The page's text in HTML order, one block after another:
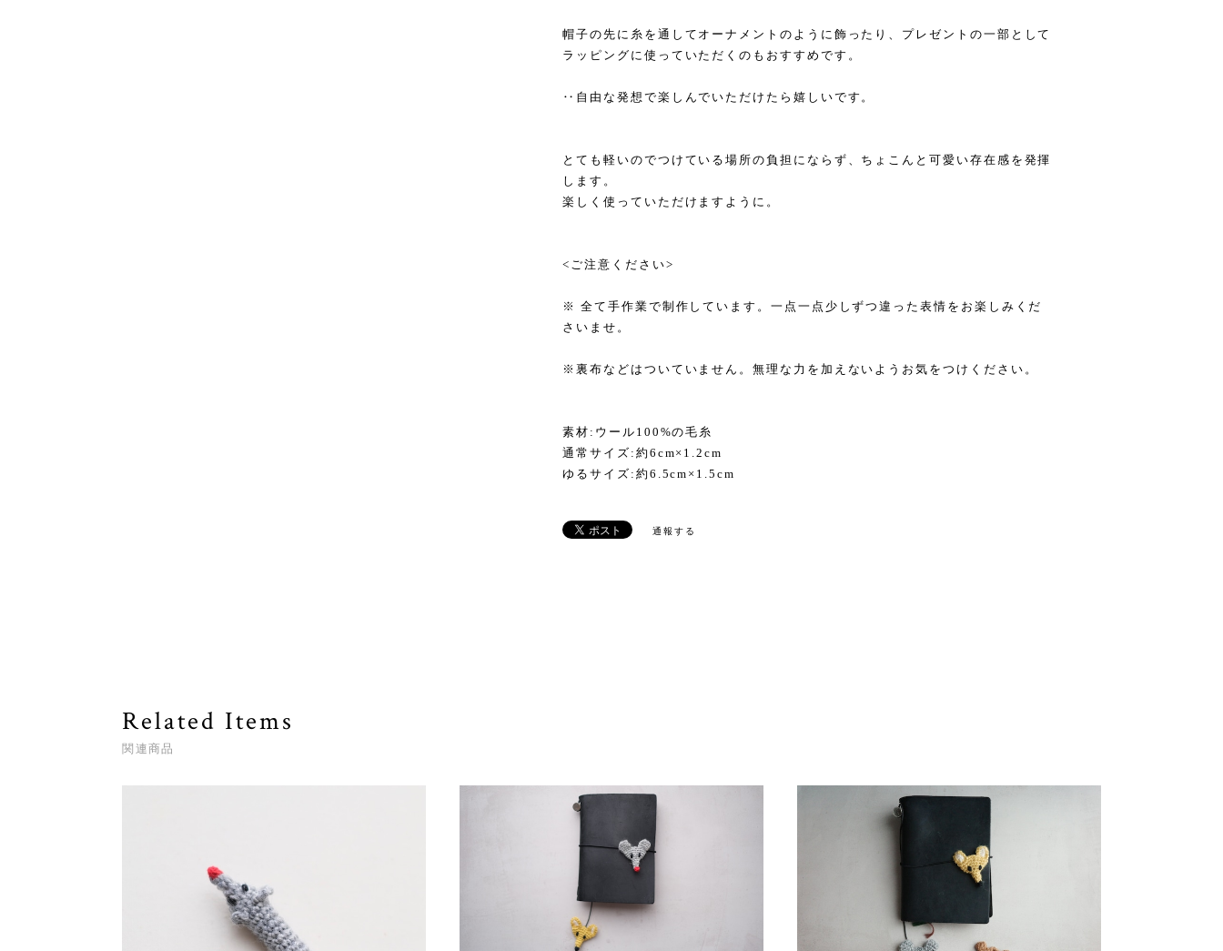
帽子の先に糸を通してオーナメントのように飾ったり、プレゼントの一部として
ラッピングに使っていただくのもおすすめです。
‥自由な発想で楽しんでいただけたら嬉しいです。
とても軽いのでつけている場所の負担にならず、ちょこんと可愛い存在感を発揮
します。
楽しく使っていただけますように。
<ご注意ください>
※ 全て手作業で制作しています。一点一点少しずつ違った表情をお楽しみくだ
さいませ。
※裏布などはついていません。無理な力を加えないようお気をつけください。
素材:ウール100%の毛糸
通常サイズ:約6cm×1.2cm
ゆるサイズ:約6.5cm×1.5cm
通報する
Related Items
関連商品